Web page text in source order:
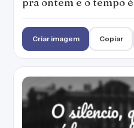
Criar imagem Copiar